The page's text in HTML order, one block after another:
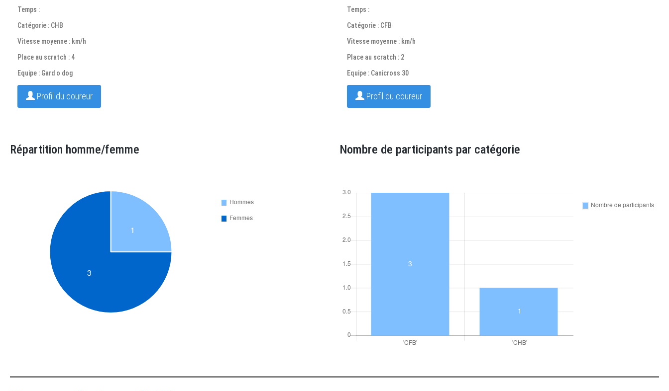
Temps :
Catégorie : CHB
Vitesse moyenne : km/h
Place au scratch : 4
Equipe : Gard o dog
Profil du coureur
Temps :
Catégorie : CFB
Vitesse moyenne : km/h
Place au scratch : 2
Equipe : Canicross 30
Profil du coureur
Répartition homme/femme Nombre de participants par catégorie